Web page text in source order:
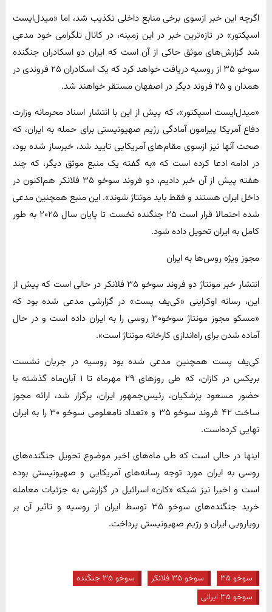
اگرچه این خبر ازسوی برخی منابع داخلی تکذیب شد، اما «میدل‌ایست
اسپکتور» در تازه‌ترین خبر در این زمینه، در کانال تلگرامی خود مدعی
شد گزارش‌های موثق حاکی از آن است که ایران دو اسکادران جنگنده
سوخو ۳۵ از روسیه دریافت خواهد کرد که یک اسکادران ۲۵ فروندی در
همدان و ۲۵ فروند دیگر در اصفهان مستقر خواهند شد.
«میدل‌ایست اسپکتور»، که پیش از این با انتشار اسناد محرمانه وزارت
دفاع آمریکا پیرامون آمادگی رژیم صهیونیستی برای حمله به ایران، که
صحت آنها نیز ازسوی مقام‌های آمریکایی تایید شد، خبرساز شده بود،
در ادامه ادعا کرده است که «به گفته یک منبع موثق دیگر، که چند
هفته پیش از آن خبر دادیم، دو فروند سوخو ۳۵ فلانکر هم‌اکنون در
داخل ایران هستند و فقط باید مونتاژ شوند». این منبع همچنین مدعی
شده احتمالا قرار است ۲۵ جنگنده نخست تا پایان سال ۲۰۲۵ به طور
کامل به ایران تحویل داده شود.
مجوز ویژه روس‌ها به ایران
انتشار خبر مونتاژ دو فروند سوخو ۳۵ فلانکر در حالی است که پیش از
این، رسانه اوکراینی «کی‌یف پست» در گزارشی مدعی شده بود که
«مسکو مجوز مونتاژ سوخو۳۰ روسی را به ایران داده است و در حال
آماده شدن برای راه‌اندازی کارخانه مونتاژ است».
کی‌یف پست همچنین مدعی شده بود روسیه در جریان نشست
بریکس در کازان، که طی روزهای ۲۹ مهرماه تا ۱ آبان‌ماه گذشته با
حضور مسعود پزشکیان، رئیس‌جمهور ایران، برگزار شد، ارائه مجوز
ساخت ۴۲ فروند سوخو ۳۵ و «تعداد نامعلومی سوخو ۳۰ را به ایران
نهایی کرده‌است.
اینها در حالی است که طی ماه‌های اخیر موضوع تحویل جنگنده‌های
روسی به ایران مورد توجه رسانه‌های آمریکایی و صهیونیستی بوده
است و اخیرا نیز شبکه «کان» اسرائیل در گزارشی به جزئیات معامله
خرید جنگنده‌های سوخو ۳۵ توسط ایران از روسیه و تاثیر آن بر
رویارویی ایران و رژیم صهیونیستی پرداخت.
سوخو ۳۵ سوخو ۳۵ فلانکر
سوخو ۳۵ جنگنده
سوخو ۳۵ ایرانی